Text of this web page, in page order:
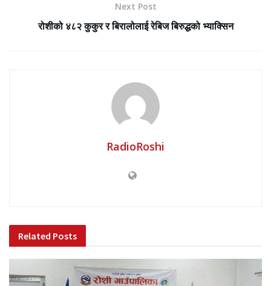
Next Post
रोशीको ४८२ कुकुर र बिरालोलाई रेबिज बिरुद्धको भ्याक्सिन
RadioRoshi
Related Posts